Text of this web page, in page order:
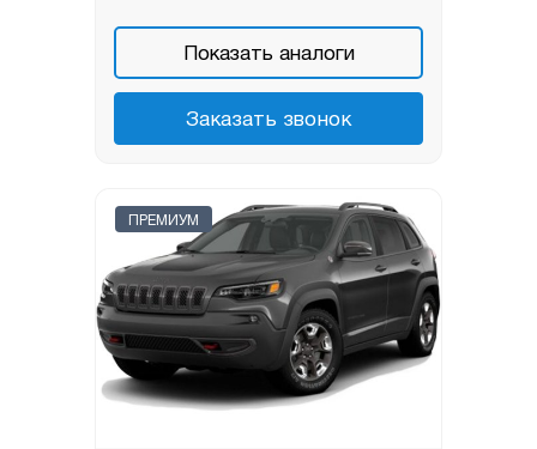
Показать аналоги
Заказать звонок
ПРЕМИУМ